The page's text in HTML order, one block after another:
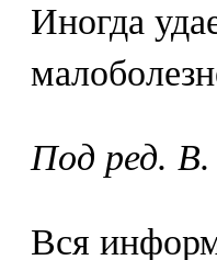
Иногда
Под ред.
Вся